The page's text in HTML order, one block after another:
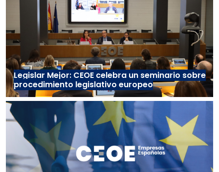
Legislar Mejor: CEOE celebra un seminario sobre
procedimiento legislativo europeo